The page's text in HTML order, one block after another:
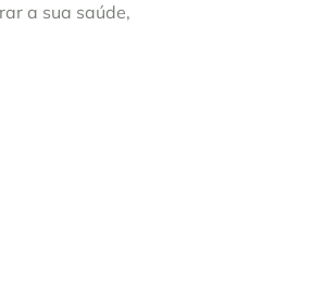
a sua saúde,